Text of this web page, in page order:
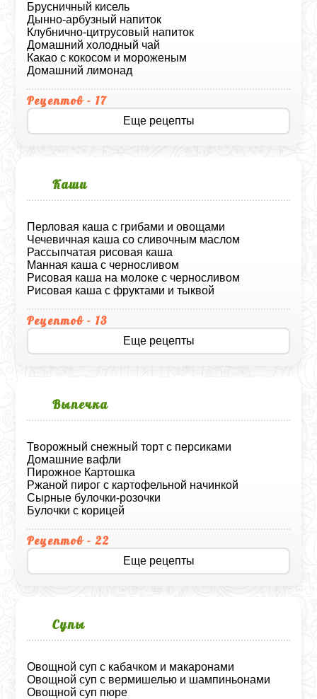
Брусничный кисель
Дынно-арбузный напиток
Клубнично-цитрусовый напиток
Домашний холодный чай
Какао с кокосом и мороженым
Домашний лимонад
Рецептов - 17
Еще рецепты
Каши
Перловая каша с грибами и овощами
Чечевичная каша со сливочным маслом
Рассыпчатая рисовая каша
Манная каша с черносливом
Рисовая каша на молоке с черносливом
Рисовая каша с фруктами и тыквой
Рецептов - 13
Еще рецепты
Выпечка
Творожный снежный торт с персиками
Домашние вафли
Пирожное Картошка
Ржаной пирог с картофельной начинкой
Сырные булочки-розочки
Булочки с корицей
Рецептов - 22
Еще рецепты
Супы
Овощной суп с кабачком и макаронами
Овощной суп с вермишелью и шампиньонами
Овощной суп пюре